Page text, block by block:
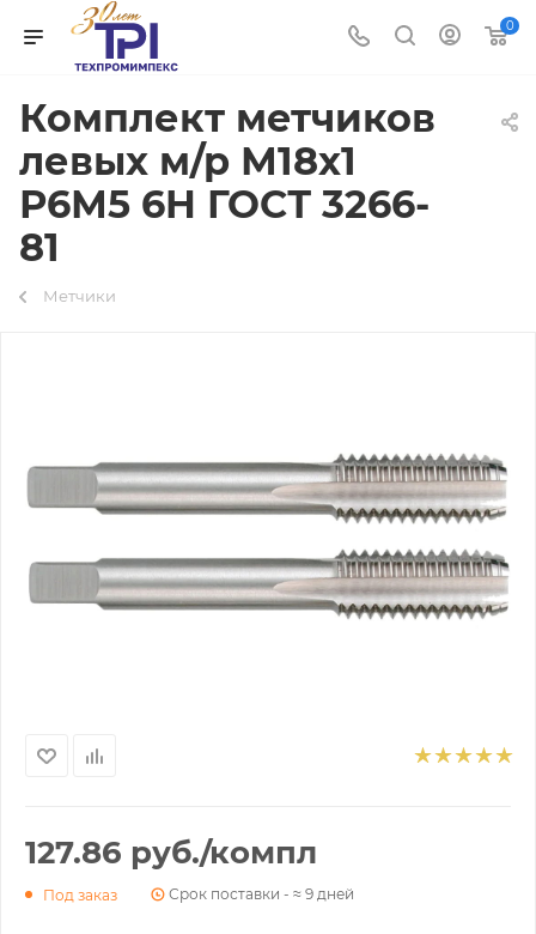
0
Комплект метчиков
левых м/р М18х1
Р6М5 6H ГОСТ 3266-
81
Метчики
127.86 руб./компл
Под заказ Срок поставки - ≈ 9 дней